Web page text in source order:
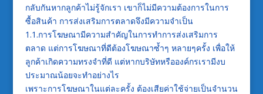
กลับกันหากลูกค้าไม่รู้จักเรา เขาก็ไม่มีความต้องการในการ
ซื้อสินค้า การส่งเสริมการตลาดจึงมีความจำเป็น
1.1.การโฆษณามีความสำคัญในการทำการส่งเสริมการ
ตลาด แต่การโฆษณาที่ดีต้องโฆษณาซ้ำๆ หลายๆครั้ง เพื่อให้
ลูกค้าเกิดความทรงจำที่ดี แต่หากบริษัทหรือองค์กรเรามีงบ
ประมาณน้อยจะทำอย่างไร
เพราะการโฆษณาในแต่ละครั้ง ต้องเสียค่าใช้จ่ายเป็นจำนวน